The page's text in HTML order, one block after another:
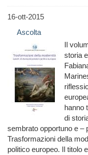
16-ott-2015
Ascolta
Il
storia
hanno
di
sembrato opportuno e –
Trasformazioni della
politico europeo. Il titolo